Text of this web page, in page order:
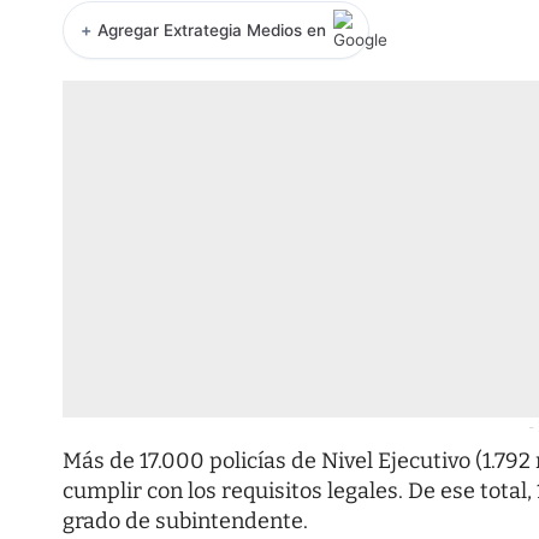
+ Agregar Extrategia Medios en
-
Más de 17.000 policías de Nivel Ejecutivo
cumplir con los requisitos legales. De ese
grado de subintendente.